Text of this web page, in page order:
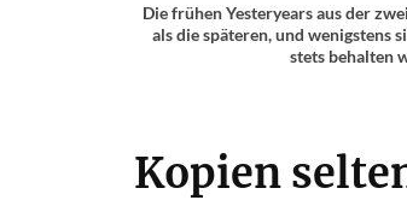
Die frühen Yesteryears aus der
als die späteren, und wenigstens
stets behalten
Kopien